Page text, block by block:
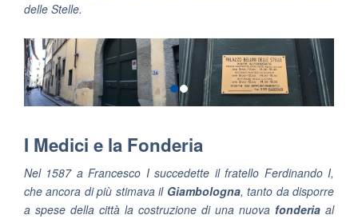
delle Stelle.
I Medici e la Fonderia
Nel 1587 a Francesco I succedette il fratello Ferdinando I,
che ancora di più stimava il Giambologna, tanto da disporre
a spese della città la costruzione di una nuova fonderia al